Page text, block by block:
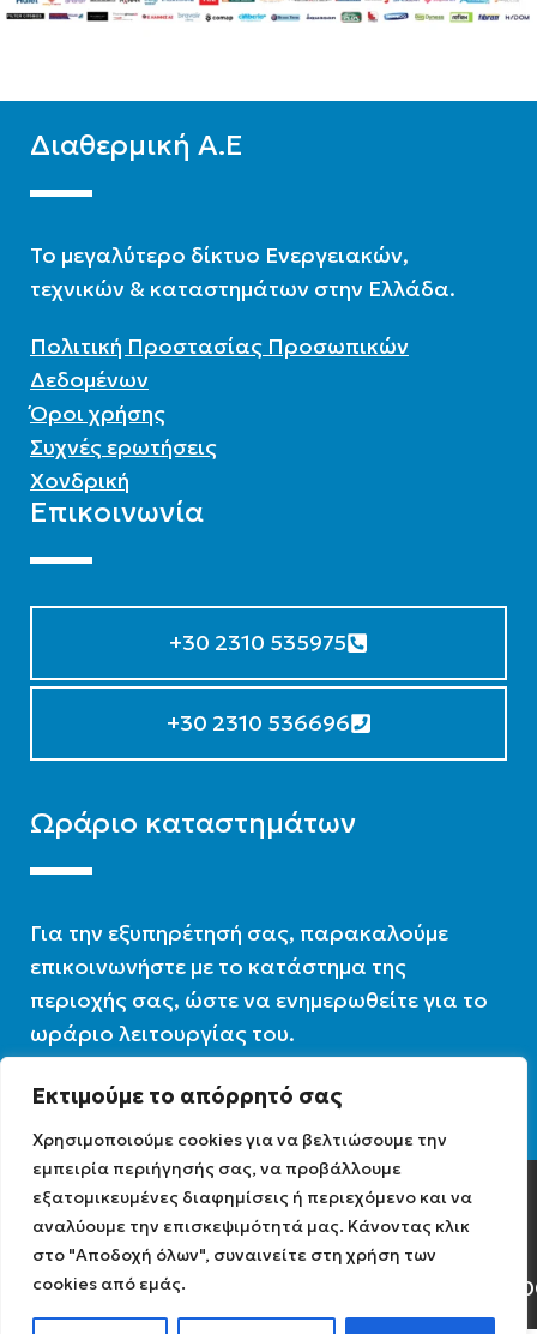
Εκτιμούμε το απόρρητό σας
Χρησιμοποιούμε cookies για να βελτιώσουμε την
εμπειρία περιήγησής σας, να προβάλλουμε
εξατομικευμένες διαφημίσεις ή περιεχόμενο και να
αναλύουμε την επισκεψιμότητά μας. Κάνοντας κλικ
στο "Αποδοχή όλων", συναινείτε στη χρήση των
cookies από εμάς.
Διαθερμική Α.Ε
To μεγαλύτερο δίκτυο Ενεργειακών,
τεχνικών & καταστημάτων στην Ελλάδα.
Πολιτική Προστασίας Προσωπικών
Δεδομένων
Όροι χρήσης
Συχνές ερωτήσεις
Χονδρική
Επικοινωνία
+30 2310 535975
+30 2310 536696
Ωράριο καταστημάτων
Για την εξυπηρέτησή σας, παρακαλούμε
επικοινωνήστε με το κατάστημα της
περιοχής σας, ώστε να ενημερωθείτε για το
ωράριο λειτουργίας του.
Ωράριο λειτουργίας : 07:30 – 16:00
Diathermiki.gr © 2022
Αρ. Γ.Ε.ΜΗ: